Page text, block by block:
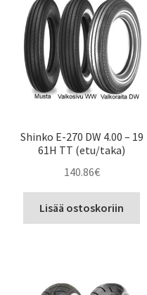
Shinko E-270 DW 4.00 – 19
61H TT (etu/taka)
140.86€
Lisää ostoskoriin